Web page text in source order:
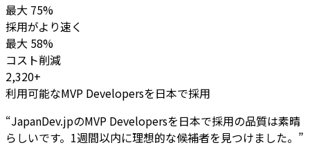
最大 75%
採用がより速く
最大 58%
コスト削減
2,320+
利用可能なMVP Developersを日本で採用
“JapanDev.jpのMVP Developersを日本で採用の品質は素晴
らしいです。1週間以内に理想的な候補者を見つけました。 ”